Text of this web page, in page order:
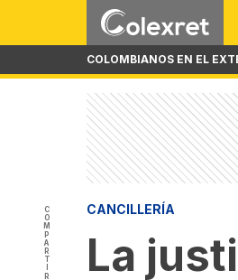
COLOMBIANOS EN EL
COMPARTIR CANCILLERÍA
La